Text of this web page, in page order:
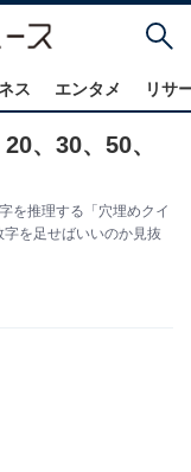
ス エンタメ リサ
、30、50、
を推理する「穴埋めクイ
を足せばいいのか見抜